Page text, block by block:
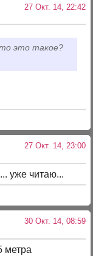
27 Окт. 14, 22:42
это такое?
27 Окт. 14, 23:00
уже читаю...
30 Окт. 14, 08:59
метра